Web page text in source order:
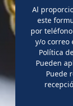
Al
este
por
y/o correo
Política
Pueden
Puede